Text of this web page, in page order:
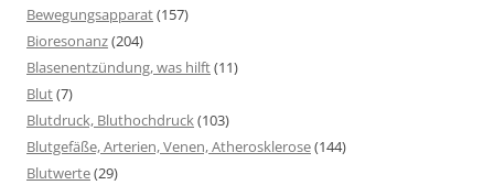
Bewegungsapparat(157)
Bioresonanz(204)
Blasenentzündung, was hilft(11)
Blut(7)
Blutdruck, Bluthochdruck(103)
Blutgefäße, Arterien, Venen, Atherosklerose(144)
Blutwerte(29)